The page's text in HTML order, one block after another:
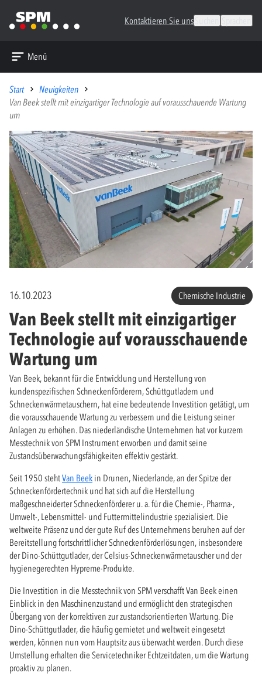
Kontaktieren Sie uns
Menü
Start
Neuigkeiten
Van Beek stellt mit einzigartiger Technologie auf vorausschauende Wartung
um
16.10.2023 Chemische Industrie
Van Beek stellt mit einzigartiger
Technologie auf vorausschauende
Wartung um
Van Beek, bekannt für die Entwicklung und Herstellung von
kundenspezifischen Schneckenförderern, Schüttgutladern und
Schneckenwärmetauschern, hat eine bedeutende Investition getätigt, um
die vorausschauende Wartung zu verbessern und die Leistung seiner
Anlagen zu erhöhen. Das niederländische Unternehmen hat vor kurzem
Messtechnik von SPM Instrument erworben und damit seine
Zustandsüberwachungsfähigkeiten effektiv gestärkt.
Seit 1950 stehtVan Beek in Drunen, Niederlande, an der Spitze der
Schneckenfördertechnik und hat sich auf die Herstellung
maßgeschneiderter Schneckenförderer u. a. für die Chemie-, Pharma-,
Umwelt-, Lebensmittel- und Futtermittelindustrie spezialisiert. Die
weltweite Präsenz und der gute Ruf des Unternehmens beruhen auf der
Bereitstellung fortschrittlicher Schneckenförderlösungen, insbesondere
der Dino-Schüttgutlader, der Celsius-Schneckenwärmetauscher und der
hygienegerechten Hypreme-Produkte.
Die Investition in die Messtechnik von SPM verschafft Van Beek einen
Einblick in den Maschinenzustand und ermöglicht den strategischen
Übergang von der korrektiven zur zustandsorientierten Wartung. Die
Dino-Schüttgutlader, die häufig gemietet und weltweit eingesetzt
werden, können nun vom Hauptsitz aus überwacht werden. Durch diese
Umstellung erhalten die Servicetechniker Echtzeitdaten, um die Wartung
proaktiv zu planen.